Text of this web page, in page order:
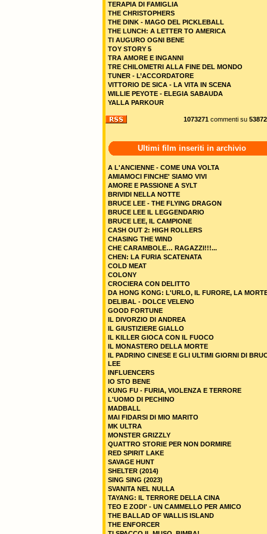
TERAPIA DI FAMIGLIA
THE CHRISTOPHERS
THE DINK - MAGO DEL PICKLEBALL
THE LUNCH: A LETTER TO AMERICA
TI AUGURO OGNI BENE
TOY STORY 5
TRA AMORE E INGANNI
TRE CHILOMETRI ALLA FINE DEL MONDO
TUNER - L’ACCORDATORE
VITTORIO DE SICA - LA VITA IN SCENA
WILLIE PEYOTE - ELEGIA SABAUDA
YALLA PARKOUR
1073271 commenti su 53872
Ultimi film inseriti in archivio
A L'ANCIENNE - COME UNA VOLTA
AMIAMOCI FINCHE' SIAMO VIVI
AMORE E PASSIONE A SYLT
BRIVIDI NELLA NOTTE
BRUCE LEE - THE FLYING DRAGON
BRUCE LEE IL LEGGENDARIO
BRUCE LEE, IL CAMPIONE
CASH OUT 2: HIGH ROLLERS
CHASING THE WIND
CHE CARAMBOLE… RAGAZZI!!!...
CHEN: LA FURIA SCATENATA
COLD MEAT
COLONY
CROCIERA CON DELITTO
DA HONG KONG: L'URLO, IL FURORE, LA
DELIBAL - DOLCE VELENO
GOOD FORTUNE
IL DIVORZIO DI ANDREA
IL GIUSTIZIERE GIALLO
IL KILLER GIOCA CON IL FUOCO
IL MONASTERO DELLA MORTE
IL PADRINO CINESE E GLI ULTIMI GIORNI DI
LEE
INFLUENCERS
IO STO BENE
KUNG FU - FURIA, VIOLENZA E TERRORE
L'UOMO DI PECHINO
MADBALL
MAI FIDARSI DI MIO MARITO
MK ULTRA
MONSTER GRIZZLY
QUATTRO STORIE PER NON DORMIRE
RED SPIRIT LAKE
SAVAGE HUNT
SHELTER (2014)
SING SING (2023)
SVANITA NEL NULLA
TAYANG: IL TERRORE DELLA CINA
TEO E ZODI' - UN CAMMELLO PER AMICO
THE BALLAD OF WALLIS ISLAND
THE ENFORCER